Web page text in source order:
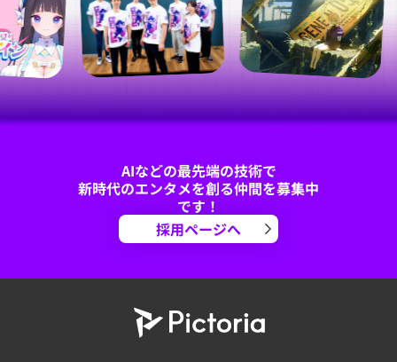
AIなどの最先端の技術で
新時代のエンタメを創る仲間を募集中
です！
採用ページへ